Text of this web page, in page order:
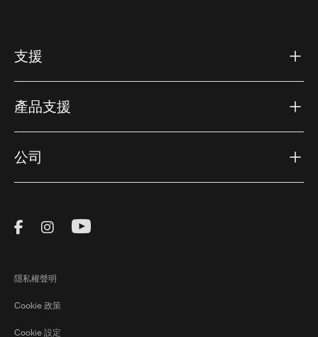
支援
產品支援
公司
Visit Thule on Facebook (external link)
Visit Thule on Instagram (external link)
Visit Thule on Youtube (external
隱私權聲明
Cookie 政策
Cookie 設定